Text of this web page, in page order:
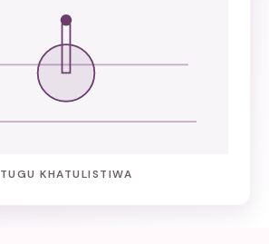
TUGU KHATULISTIWA